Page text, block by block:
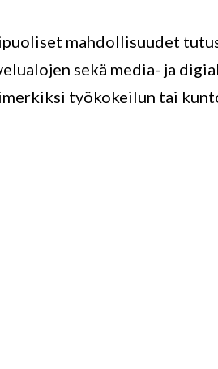
mahdollisuudet
sekä media- ja
työkokeilun tai